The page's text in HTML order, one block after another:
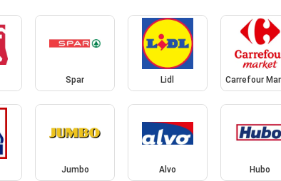
Spar Lidl Carrefour
Jumbo Alvo Hubo